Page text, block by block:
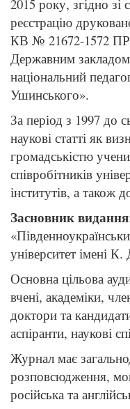
2015 року, згідно
реєстрацію
КВ № 21672-1572
Державним
національний
Ушинського».
За період з 1997 до
наукові статті як
громадськістю
співробітників
інститутів, а також
Засновник
університет імені
Основна цільова
вчені, академіки,
доктори та
аспіранти, наукові
Журнал має
розповсюдження,
російська та